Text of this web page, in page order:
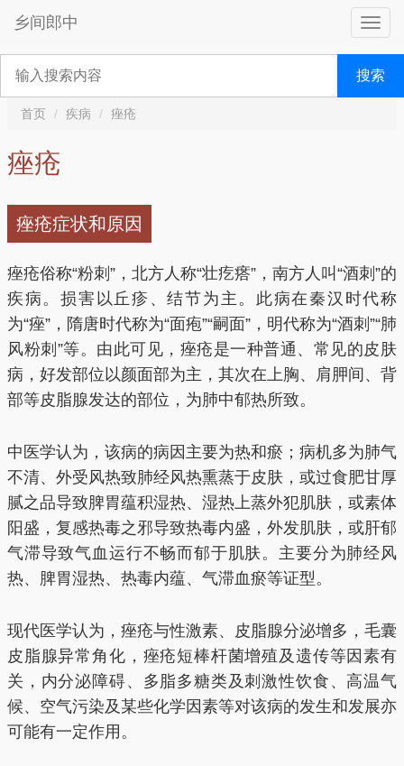
乡间郎中
搜索
首页 疾病 痤疮
痤疮
痤疮症状和原因
痤疮俗称“粉刺”，北方人称“壮疙瘩”，南方人叫“酒刺”的
疾病。损害以丘疹、结节为主。此病在秦汉时代称
为“痤”，隋唐时代称为“面疱”“嗣面”，明代称为“酒刺”“肺
风粉刺”等。由此可见，痤疮是一种普通、常见的皮肤
病，好发部位以颜面部为主，其次在上胸、肩胛间、背
部等皮脂腺发达的部位，为肺中郁热所致。
中医学认为，该病的病因主要为热和瘀；病机多为肺气
不清、外受风热致肺经风热熏蒸于皮肤，或过食肥甘厚
腻之品导致脾胃蕴积湿热、湿热上蒸外犯肌肤，或素体
阳盛，复感热毒之邪导致热毒内盛，外发肌肤，或肝郁
气滞导致气血运行不畅而郁于肌肤。主要分为肺经风
热、脾胃湿热、热毒内蕴、气滞血瘀等证型。
现代医学认为，痤疮与性激素、皮脂腺分泌增多，毛囊
皮脂腺异常角化，痤疮短棒杆菌增殖及遗传等因素有
关，内分泌障碍、多脂多糖类及刺激性饮食、高温气
候、空气污染及某些化学因素等对该病的发生和发展亦
可能有一定作用。